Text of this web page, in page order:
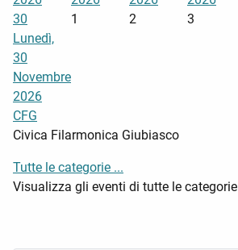
30
Lunedì,
30
Novembre
2026
1 2 3
CFG
Civica Filarmonica Giubiasco
Tutte le categorie ...
Visualizza gli eventi di tutte le categorie